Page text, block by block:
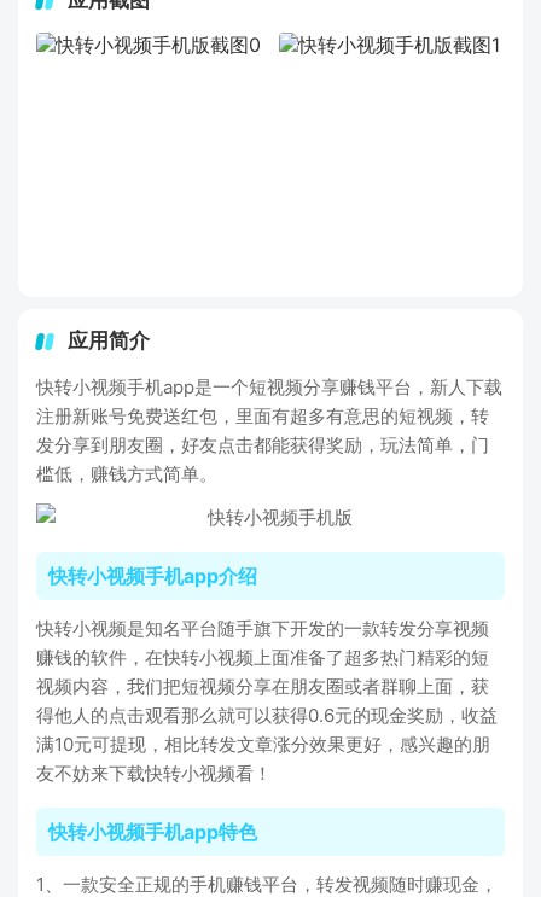
应用简介
快转小视频手机app是一个短视频分享赚钱平台，新人下载
注册新账号免费送红包，里面有超多有意思的短视频，转
发分享到朋友圈，好友点击都能获得奖励，玩法简单，门
槛低，赚钱方式简单。
快转小视频手机app介绍
快转小视频是知名平台随手旗下开发的一款转发分享视频
赚钱的软件，在快转小视频上面准备了超多热门精彩的短
视频内容，我们把短视频分享在朋友圈或者群聊上面，获
得他人的点击观看那么就可以获得0.6元的现金奖励，收益
满10元可提现，相比转发文章涨分效果更好，感兴趣的朋
友不妨来下载快转小视频看！
快转小视频手机app特色
1、一款安全正规的手机赚钱平台，转发视频随时赚现金，